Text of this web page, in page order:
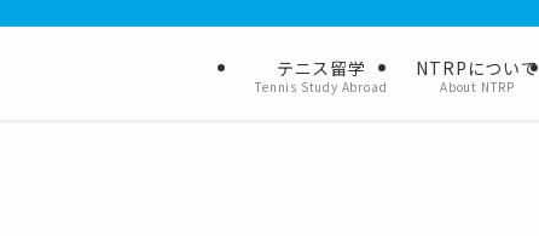
テニス留学
Tennis Study Abroad
NTRPについて
About NTRP